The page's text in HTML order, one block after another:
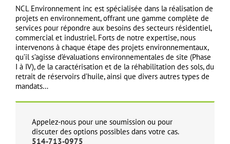
NCL Environnement inc est spécialisée dans la réalisation de
projets en environnement, offrant une gamme complète de
services pour répondre aux besoins des secteurs résidentiel,
commercial et industriel. Forts de notre expertise, nous
intervenons à chaque étape des projets environnementaux,
qu’il s’agisse d’évaluations environnementales de site (Phase
I à IV), de la caractérisation et de la réhabilitation des sols, du
retrait de réservoirs d’huile, ainsi que divers autres types de
mandats…
Appelez-nous pour une soumission ou pour
discuter des options possibles dans votre cas.
514-713-0975